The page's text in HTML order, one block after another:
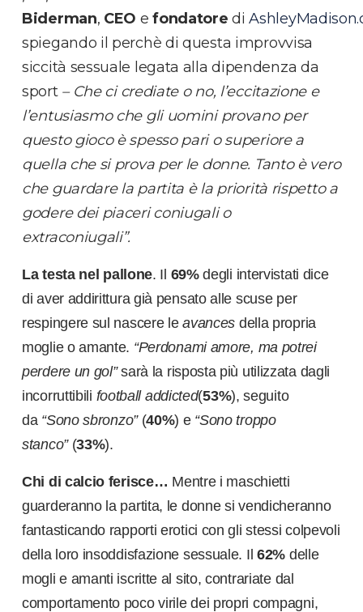
Biderman, CEO efondatoredi
spiegando il perchè di questa improvvisa
siccità sessuale legata alla dipendenza da
sport – Che ci crediate o no, l’eccitazione e
l’entusiasmo che gli uomini provano per
questo gioco è spesso pari o superiore a
quella che si prova per le donne. Tanto è vero
che guardare la partita è la priorità rispetto a
godere dei piaceri coniugali o
extraconiugali”.
Latesta nel pallone. Il 69%degli intervistati dice
di aver addirittura già pensato alle scuse per
respingere sul nascere leavances della propria
moglie o amante. “Perdonami amore, ma potrei
perdere un gol”sarà la risposta più utilizzata dagli
incorruttibili football addicted(53%), seguito
da “Sono sbronzo”(40%) e “Sono troppo
stanco”(33%).
Chi di calcio ferisce… Mentre i maschietti
guarderanno la partita, le donne si vendicheranno
fantasticando rapporti erotici con gli stessi colpevoli
della loro insoddisfazione sessuale. Il 62% delle
mogli e amanti iscritte al sito, contrariate dal
comportamento poco virile dei propri compagni,